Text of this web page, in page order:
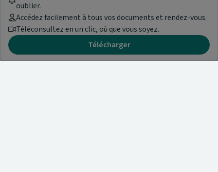
oublier.
Accédez facilement à tous vos documents et rendez-vous.
Téléconsultez en un clic, où que vous soyez.
Télécharger